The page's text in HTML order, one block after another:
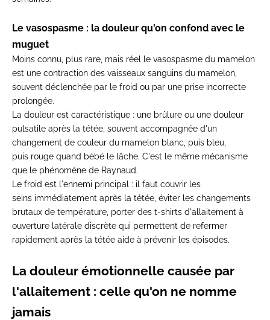
Le vasospasme : la douleur qu'on confond avec le
muguet
Moins connu, plus rare, mais réel le vasospasme du mamelon
est une contraction des vaisseaux sanguins du mamelon,
souvent déclenchée par le froid ou par une prise incorrecte
prolongée.
La douleur est caractéristique : une brûlure ou une douleur
pulsatile après la tétée, souvent accompagnée d'un
changement de couleur du mamelon blanc, puis bleu,
puis rouge quand bébé le lâche. C'est le même mécanisme
que le phénomène de Raynaud.
Le froid est l'ennemi principal : il faut couvrir les
seins immédiatement après la tétée, éviter les changements
brutaux de température, porter des t-shirts d'allaitement à
ouverture latérale discrète qui permettent de refermer
rapidement après la tétée aide à prévenir les épisodes.
La douleur émotionnelle causée par
l'allaitement : celle qu'on ne nomme
jamais